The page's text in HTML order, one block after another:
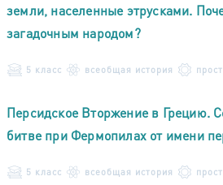
земли, населенные этрусками.
загадочным народом?
5 класс всеобщая история
Персидское Вторжение в Грецию.
битве при Фермопилах от имени
5 класс всеобщая история